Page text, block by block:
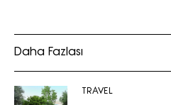
Daha Fazlası
TRAVEL